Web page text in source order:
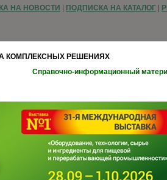
НА НОВОСТИ ПОДПИСКА НА КАТАЛОГ
КОМПЛЕКСНЫХ РЕШЕНИЯХ
Справочно-информационный